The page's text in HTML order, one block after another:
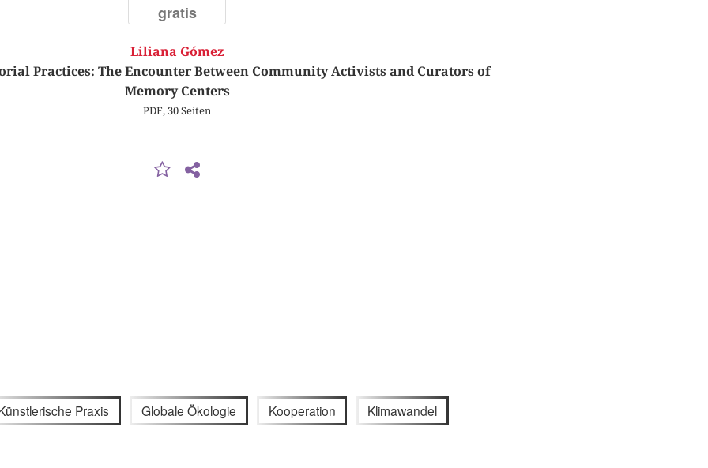
gratis
Liliana Gómez
Practices: The Encounter Between Community Activists and Curators of
Memory Centers
PDF, 30 Seiten
Praxis Globale Ökologie Kooperation Klimawandel